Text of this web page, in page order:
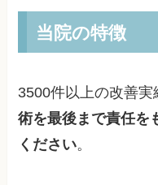
当院の特徴
3500件以上の改善
術を最後まで責任を
ください。